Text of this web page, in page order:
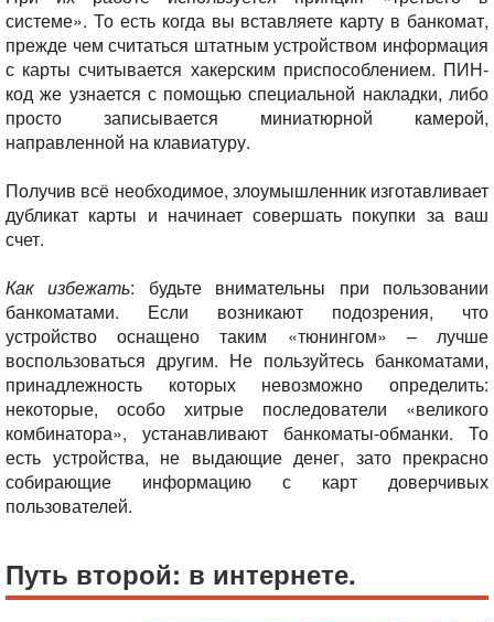
системе». То есть когда вы вставляете карту в банкомат,
прежде чем считаться штатным устройством информация
с карты считывается хакерским приспособлением. ПИН-
код же узнается с помощью специальной накладки, либо
просто записывается миниатюрной камерой,
направленной на клавиатуру.
Получив всё необходимое, злоумышленник изготавливает
дубликат карты и начинает совершать покупки за ваш
счет.
Как избежать: будьте внимательны при пользовании
банкоматами. Если возникают подозрения, что
устройство оснащено таким «тюнингом» – лучше
воспользоваться другим. Не пользуйтесь банкоматами,
принадлежность которых невозможно определить:
некоторые, особо хитрые последователи «великого
комбинатора», устанавливают банкоматы-обманки. То
есть устройства, не выдающие денег, зато прекрасно
собирающие информацию с карт доверчивых
пользователей.
Путь второй: в интернете.